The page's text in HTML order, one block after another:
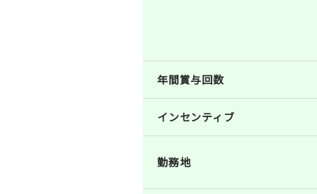
年間賞与回数
インセンティブ
勤務地